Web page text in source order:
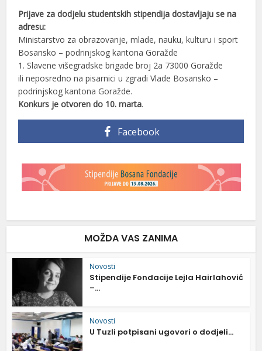
Prijave za dodjelu studentskih stipendija dostavljaju se na
adresu:
Ministarstvo za obrazovanje, mlade, nauku, kulturu i sport
Bosansko – podrinjskog kantona Goražde
1. Slavene višegradske brigade broj 2a 73000 Goražde
ili neposredno na pisarnici u zgradi Vlade Bosansko –
podrinjskog kantona Goražde.
Konkurs je otvoren do 10. marta.
Facebook
MOŽDA VAS ZANIMA
Novosti
Stipendije Fondacije Lejla Hairlahović
–...
Novosti
U Tuzli potpisani ugovori o dodjeli...